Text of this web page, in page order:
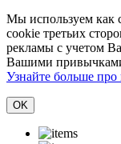
Мы используем как
cookie третьих
рекламы с учетом
Вашими
Узнайте больше про
ОK